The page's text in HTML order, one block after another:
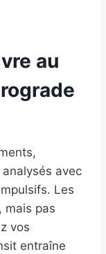
au
avec
Les
mais pas
vos
entraîne